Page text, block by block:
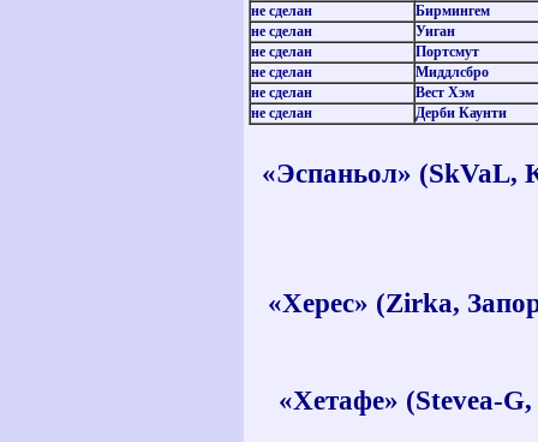
не сделан
Бирмингем
не сделан
Уиган
не сделан
Портсмут
не сделан
Миддлсбро
не сделан
Вест Хэм
не сделан
Дерби Каунти
«Эспаньол» (SkVaL,
«Херес» (Zirka,
«Хетафе» (Stevea-